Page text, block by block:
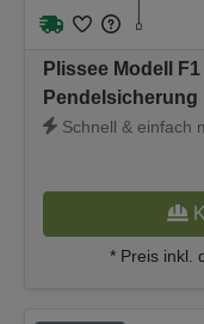
Plissee Modell
Schnell & einfach
* Preis inkl.